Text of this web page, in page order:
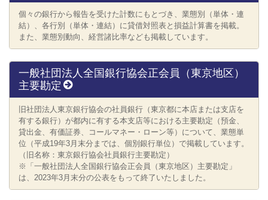
個々の銀行から報告を受けた計数にもとづき、業態別（単体・連
結）、各行別（単体・連結）に貸借対照表と損益計算書を掲載。
また、業態別動向、経営諸比率なども掲載しています。
一般社団法人全国銀行協会正会員（東京地区）
主要勘定
旧社団法人東京銀行協会の社員銀行（東京都に本店または支店を
有する銀行）が都内に有する本支店等における主要勘定（預金、
貸出金、有価証券、コールマネー・ローン等）について、業態単
位（平成19年3月末分までは、個別銀行単位）で掲載しています。
（旧名称：東京銀行協会社員銀行主要勘定）
※「⼀般社団法⼈全国銀⾏協会正会員（東京地区）主要勘定」
は、2023年3⽉末分の公表をもって終了いたしました。